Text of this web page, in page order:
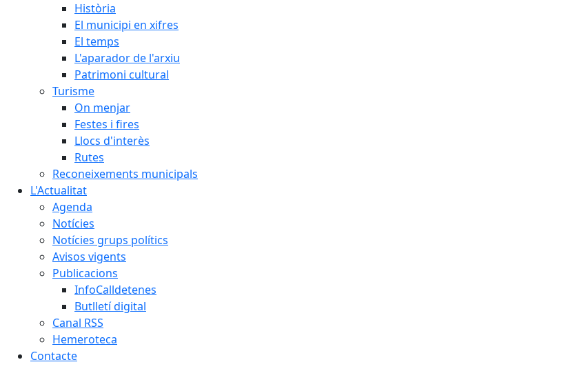
Història
El municipi en xifres
El temps
L'aparador de l'arxiu
Patrimoni cultural
Turisme
On menjar
Festes i fires
Llocs d'interès
Rutes
Reconeixements municipals
L'Actualitat
Agenda
Notícies
Notícies grups polítics
Avisos vigents
Publicacions
InfoCalldetenes
Butlletí digital
Canal RSS
Hemeroteca
Contacte